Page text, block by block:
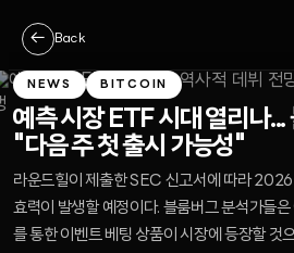
← Back
NEWS BITCOIN
예측 시장 ETF 시대 열리나...
"다음 주 첫 출시 가능성"
라운드힐이 제출한 SEC 신고서에 따라
효력이 발생할 예정이다. 블룸버그 분석가들
를 통한 이벤트 베팅 상품이 시장에 등장할 것